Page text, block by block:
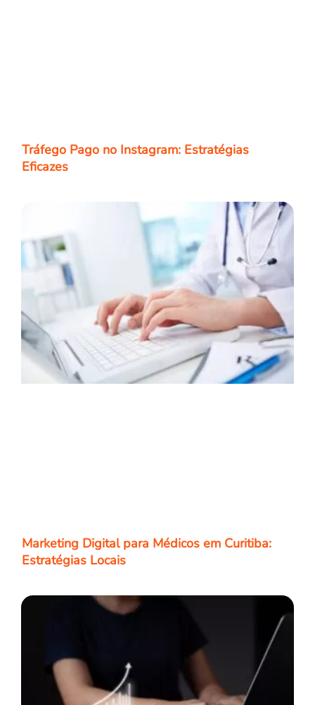
Tráfego Pago no Instagram: Estratégias
Eficazes
Marketing Digital para Médicos em Curitiba:
Estratégias Locais